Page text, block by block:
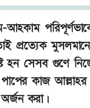
সেসব গুণে
কাজ
অর্জন করা।